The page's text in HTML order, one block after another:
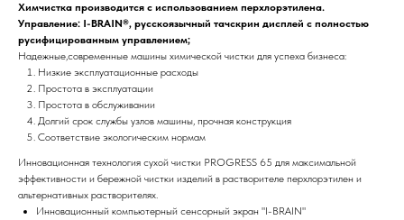
Химчистка производится с использованием перхлорэтилена.
Управление: I-BRAIN®, русскоязычный тачскрин дисплей с полностью
русифицированным управлением;
Надежные,современные машины химической чистки для успеха бизнеса:
Низкие эксплуатационные расходы
Простота в эксплуатации
Простота в обслуживании
Долгий срок службы узлов машины, прочная конструкция
Соответствие экологическим нормам
Инновационная технология сухой чистки PROGRESS 65 для максимальной
эффективности и бережной чистки изделий в растворителе перхлорэтилен и
альтернативных растворителях.
Инновационный компьютерный сенсорный экран "I-BRAIN"